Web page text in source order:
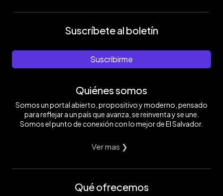
Suscríbete al boletín
Suscribirme
Quiénes somos
Somos un portal abierto, propositivo y moderno, pensado
para reflejar a un país que avanza, se reinventa y se une.
Somos el punto de conexión con lo mejor de El Salvador.
Ver mas ❯
Qué ofrecemos